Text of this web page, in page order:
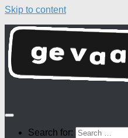
Skip to content
Search for: